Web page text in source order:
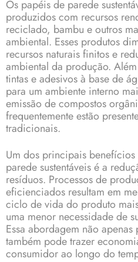
Os papéis de parede
produzidos com recursos
reciclado, bambu e outros
ambiental. Esses produtos
recursos naturais finitos e
ambiental da produção.
tintas e adesivos à base de
para um ambiente interno
emissão de compostos
frequentemente estão
tradicionais.
Um dos principais
parede sustentáveis é a
resíduos. Processos de
eficienciados resultam em
ciclo de vida do produto
uma menor necessidade de
Essa abordagem não
também pode trazer
consumidor ao longo do